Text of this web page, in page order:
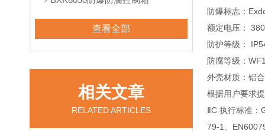
查看全部
相关文章
RELATED ARTICLES
防爆标志：
额定电压：
防护等级：
防腐等级：
外壳材质：铝
根据用户要求
ⅡC 执行标准
79-1、